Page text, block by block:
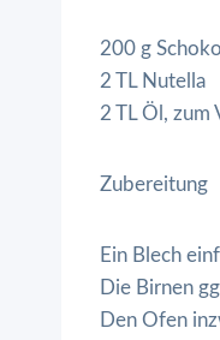
200 g
2 TL Nutella
2 TL Öl, zum
Zubereitung
Ein Blech
Die Birnen
Den Ofen